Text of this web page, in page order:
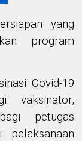
yang
program
Covid-19
vaksinator,
petugas
pelaksanaan